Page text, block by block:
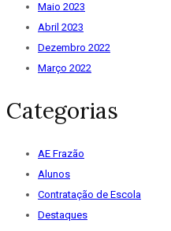
Maio 2023
Abril 2023
Dezembro 2022
Março 2022
Categorias
AE Frazão
Alunos
Contratação de Escola
Destaques